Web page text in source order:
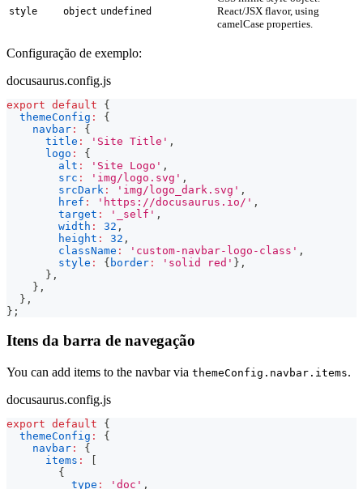
style object undefined
React/JSX flavor, using
camelCase properties.
Configuração de exemplo:
docusaurus.config.js
export default
{
themeConfig :
{
navbar :
{
title : 'Site Title' ,
logo :
{
alt : 'Site Logo' ,
src : 'img/logo.svg' ,
srcDark : 'img/logo_dark.svg' ,
href : 'https://docusaurus.io/' ,
target : '_self' ,
width : 32 ,
height : 32 ,
className : 'custom-navbar-logo-class' ,
style : { border : 'solid red' } ,
} ,
} ,
} ,
} ;
Itens da barra de navegação
You can add items to the navbar via themeConfig.navbar.items.
docusaurus.config.js
export default
{
themeConfig :
{
navbar :
{
items :
{
type : 'doc' ,